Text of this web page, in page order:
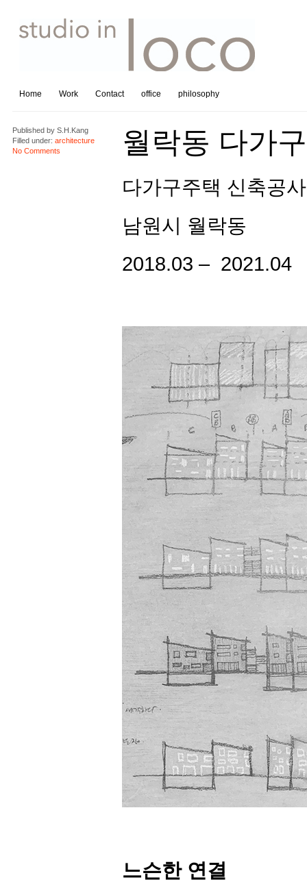
Home Work Contact office philosophy
Published byS.H.Kang
Filled under: architecture
No Comments
월락동 다가
다가구주택 신축공사
남원시 월락동
2018.03 – 2021.04
느슨한 연결